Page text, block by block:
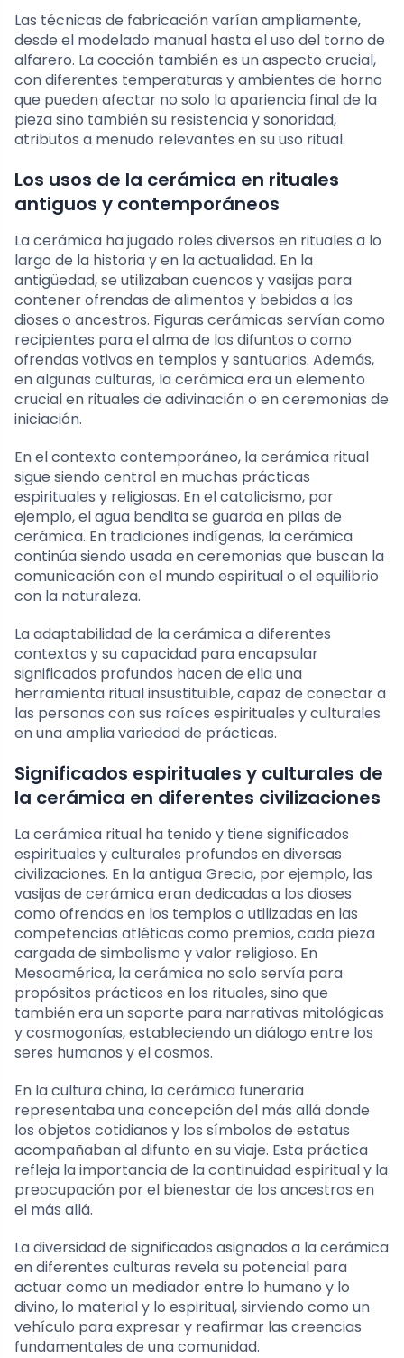
Las técnicas de fabricación varían ampliamente,
desde el modelado manual hasta el uso del torno de
alfarero. La cocción también es un aspecto crucial,
con diferentes temperaturas y ambientes de horno
que pueden afectar no solo la apariencia final de la
pieza sino también su resistencia y sonoridad,
atributos a menudo relevantes en su uso ritual.
Los usos de la cerámica en rituales
antiguos y contemporáneos
La cerámica ha jugado roles diversos en rituales a lo
largo de la historia y en la actualidad. En la
antigüedad, se utilizaban cuencos y vasijas para
contener ofrendas de alimentos y bebidas a los
dioses o ancestros. Figuras cerámicas servían como
recipientes para el alma de los difuntos o como
ofrendas votivas en templos y santuarios. Además,
en algunas culturas, la cerámica era un elemento
crucial en rituales de adivinación o en ceremonias de
iniciación.
En el contexto contemporáneo, la cerámica ritual
sigue siendo central en muchas prácticas
espirituales y religiosas. En el catolicismo, por
ejemplo, el agua bendita se guarda en pilas de
cerámica. En tradiciones indígenas, la cerámica
continúa siendo usada en ceremonias que buscan la
comunicación con el mundo espiritual o el equilibrio
con la naturaleza.
La adaptabilidad de la cerámica a diferentes
contextos y su capacidad para encapsular
significados profundos hacen de ella una
herramienta ritual insustituible, capaz de conectar a
las personas con sus raíces espirituales y culturales
en una amplia variedad de prácticas.
Significados espirituales y culturales de
la cerámica en diferentes civilizaciones
La cerámica ritual ha tenido y tiene significados
espirituales y culturales profundos en diversas
civilizaciones. En la antigua Grecia, por ejemplo, las
vasijas de cerámica eran dedicadas a los dioses
como ofrendas en los templos o utilizadas en las
competencias atléticas como premios, cada pieza
cargada de simbolismo y valor religioso. En
Mesoamérica, la cerámica no solo servía para
propósitos prácticos en los rituales, sino que
también era un soporte para narrativas mitológicas
y cosmogonías, estableciendo un diálogo entre los
seres humanos y el cosmos.
En la cultura china, la cerámica funeraria
representaba una concepción del más allá donde
los objetos cotidianos y los símbolos de estatus
acompañaban al difunto en su viaje. Esta práctica
refleja la importancia de la continuidad espiritual y la
preocupación por el bienestar de los ancestros en
el más allá.
La diversidad de significados asignados a la cerámica
en diferentes culturas revela su potencial para
actuar como un mediador entre lo humano y lo
divino, lo material y lo espiritual, sirviendo como un
vehículo para expresar y reafirmar las creencias
fundamentales de una comunidad.